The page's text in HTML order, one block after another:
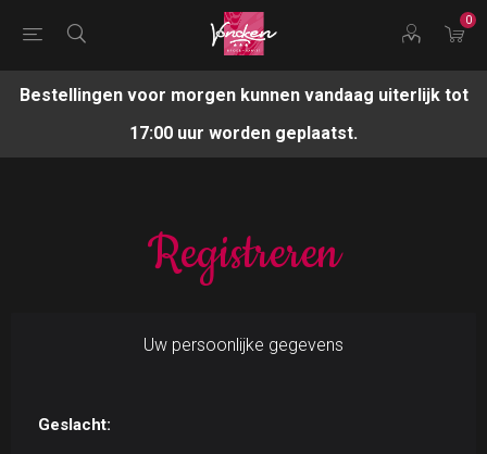
0
Bestellingen voor morgen kunnen vandaag uiterlijk tot
17:00 uur worden geplaatst.
Registreren
Uw persoonlijke gegevens
Geslacht: